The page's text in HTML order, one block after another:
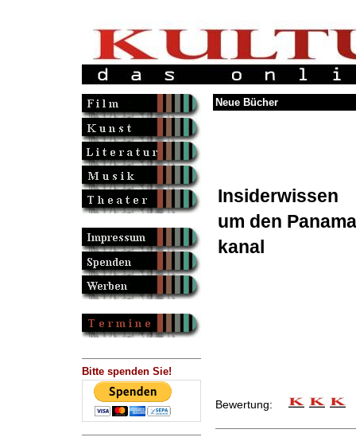
Bitte spenden Sie!
Neue Bücher
Insiderwissen
um den
kanal
Bewertung: